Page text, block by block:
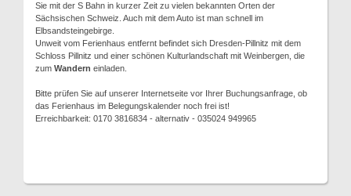
Sie mit der S Bahn in kurzer Zeit zu vielen bekannten Orten der
Sächsischen Schweiz. Auch mit dem Auto ist man schnell im
Elbsandsteingebirge.
Unweit vom Ferienhaus entfernt befindet sich Dresden-Pillnitz mit dem
Schloss Pillnitz und einer schönen Kulturlandschaft mit Weinbergen, die
zum Wandern einladen.
Bitte prüfen Sie auf unserer Internetseite vor Ihrer Buchungsanfrage, ob
das Ferienhaus im Belegungskalender noch frei ist!
Erreichbarkeit: 0170 3816834 - alternativ - 035024 949965